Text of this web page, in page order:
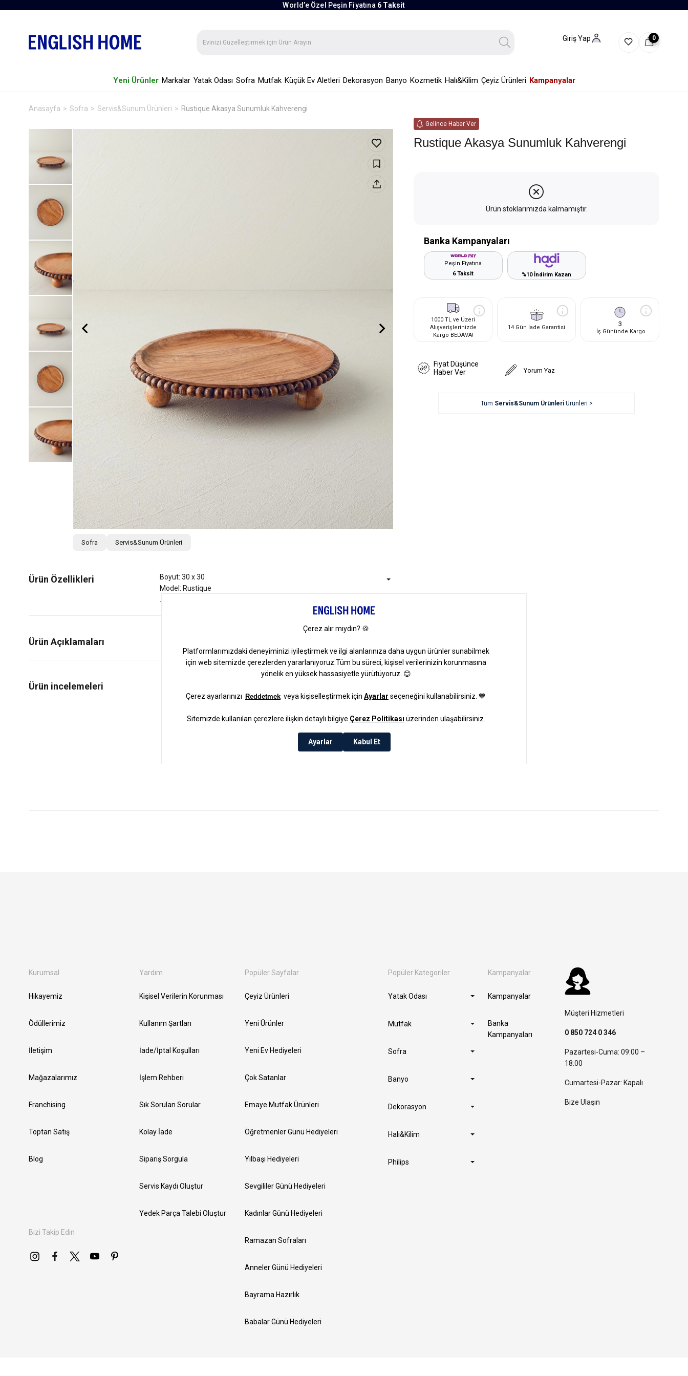
World’e Özel Peşin Fiyatına 6 Taksit
Giriş Yap 0
Yeni Ürünler Markalar Yatak Odası Sofra Mutfak Küçük Ev Aletleri Dekorasyon Banyo Kozmetik Halı&Kilim Çeyiz Ürünleri Kampanyalar
Anasayfa Sofra Servis&Sunum Ürünleri Rustique Akasya Sunumluk Kahverengi
Sofra Servis&Sunum Ürünleri
Ürün Özellikleri
Boyut: 30 x 30
Model: Rustique
Ürün Açıklamaları
Gelince Haber Ver
Rustique Akasya Sunumluk Kahverengi
Ürün stoklarımızda kalmamıştır.
Banka Kampanyaları
Peşin Fiyatına
6 Taksit
%10 İndirim Kazan
1000 TL ve Üzeri
Alışverişlerinizde
Kargo BEDAVA!
14 Gün İade Garantisi 3
İş Gününde Kargo
Fiyat Düşünce
Haber Ver
Yorum Yaz
Tüm Servis&Sunum ÜrünleriÜrünleri >
Kurumsal
Hikayemiz
Ödüllerimiz
İletişim
Mağazalarımız
Franchising
Toptan Satış
Blog
Bizi Takip Edin
Yardım
Kişisel Verilerin Korunması
Kullanım Şartları
İade/İptal Koşulları
İşlem Rehberi
Sık Sorulan Sorular
Kolay İade
Sipariş Sorgula
Servis Kaydı Oluştur
Yedek Parça Talebi Oluştur
Popüler Sayfalar
Çeyiz Ürünleri
Yeni Ürünler
Yeni Ev Hediyeleri
Çok Satanlar
Emaye Mutfak Ürünleri
Öğretmenler Günü Hediyeleri
Yılbaşı Hediyeleri
Sevgililer Günü Hediyeleri
Kadınlar Günü Hediyeleri
Ramazan Sofraları
Anneler Günü Hediyeleri
Bayrama Hazırlık
Babalar Günü Hediyeleri
Popüler Kategoriler
Yatak Odası
Mutfak
Sofra
Banyo
Dekorasyon
Halı&Kilim
Philips
Kampanyalar
Kampanyalar
Banka
Kampanyaları
Müşteri Hizmetleri
0 850 724 0 346
Pazartesi-Cuma: 09:00 –
18:00
Cumartesi-Pazar: Kapalı
Bize Ulaşın